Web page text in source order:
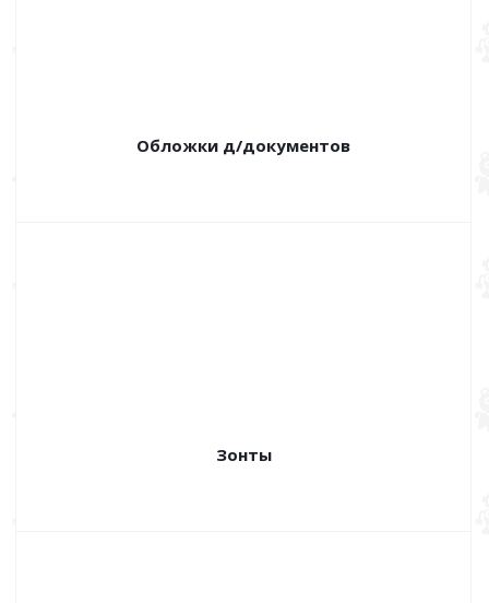
Обложки д/документов
Зонты